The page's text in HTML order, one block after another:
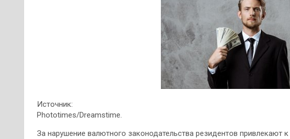
Источник:
Phototimes/Dreamstime.
За нарушение валютного законодательства резидентов привлекают